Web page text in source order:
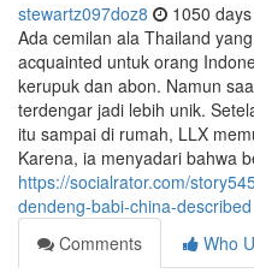
stewartz097doz8 1050
Ada cemilan ala Thailand
acquainted untuk orang
kerupuk dan abon. Namun
terdengar jadi lebih unik.
itu sampai di rumah, LLX
Karena, ia menyadari bahwa
https://socialrator.com/
dendeng-babi-china-described
Comments
Who